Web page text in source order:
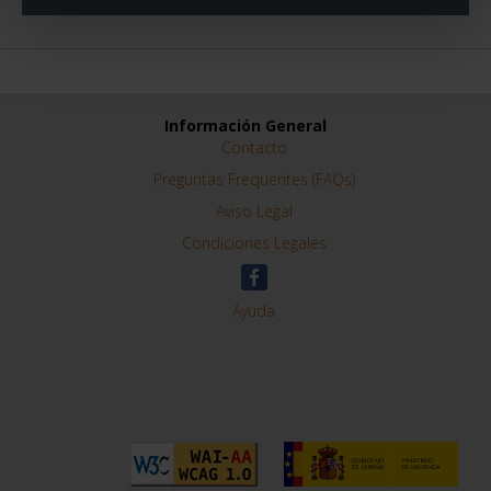
Información General
Contacto
Preguntas Frequentes (FAQs)
Aviso Legal
Condiciones Legales
Ayuda